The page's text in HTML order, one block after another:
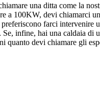
una ditta come la
a 100KW, devi
farci intervenire
infine, hai una caldaia
devi chiamare gli